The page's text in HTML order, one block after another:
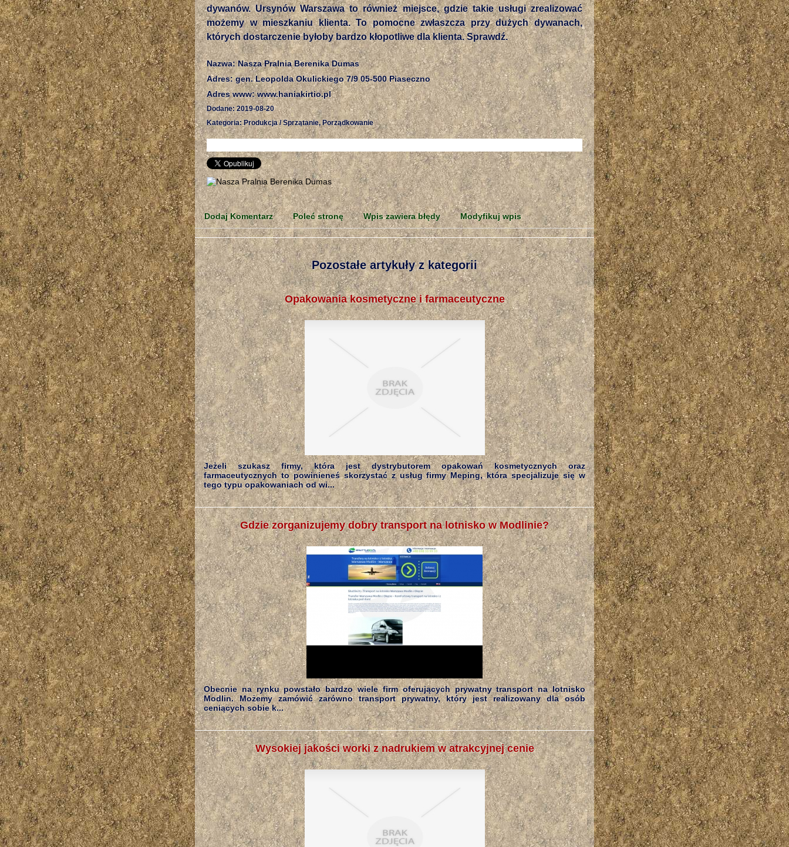
dywanów. Ursynów Warszawa to również miejsce, gdzie takie usługi zrealizować
możemy w mieszkaniu klienta. To pomocne zwłaszcza przy dużych dywanach,
których dostarczenie byłoby bardzo kłopotliwe dla klienta. Sprawdź.
Nazwa: Nasza Pralnia Berenika Dumas
Adres: gen. Leopolda Okulickiego 7/9 05-500 Piaseczno
Adres www: www.haniakirtio.pl
Dodane: 2019-08-20
Kategoria: Produkcja / Sprzątanie, Porządkowanie
Dodaj Komentarz Poleć stronę Wpis zawiera błędy Modyfikuj wpis
Pozostałe artykuły z kategorii
Opakowania kosmetyczne i farmaceutyczne
Jeżeli szukasz firmy, która jest dystrybutorem opakowań kosmetycznych oraz
farmaceutycznych to powinieneś skorzystać z usług firmy Meping, która specjalizuje się w
tego typu opakowaniach od wi...
Gdzie zorganizujemy dobry transport na lotnisko w Modlinie?
Obecnie na rynku powstało bardzo wiele firm oferujących prywatny transport na lotnisko
Modlin. Możemy zamówić zarówno transport prywatny, który jest realizowany dla osób
ceniących sobie k...
Wysokiej jakości worki z nadrukiem w atrakcyjnej cenie